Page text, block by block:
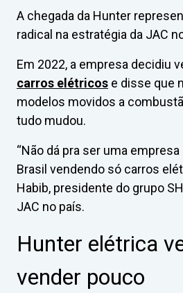
A chegada da Hunter
radical na estratégia da JAC
Em 2022, a empresa decidiu
carros elétricos e disse que
modelos movidos a
tudo mudou.
“Não dá pra ser uma
Brasil vendendo só carros
Habib, presidente do grupo
JAC no país.
Hunter elétrica
vender pouco